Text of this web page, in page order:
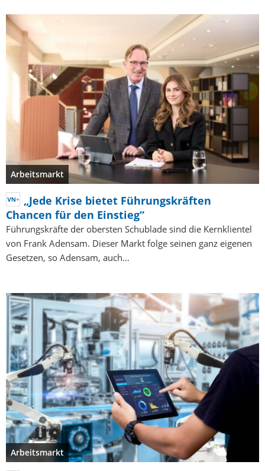
Arbeitsmarkt
„Jede Krise bietet Führungskräften
Chancen für den Einstieg“
Führungskräfte der obersten Schublade sind die Kernklientel
von Frank Adensam. Dieser Markt folge seinen ganz eigenen
Gesetzen, so Adensam, auch…
Arbeitsmarkt